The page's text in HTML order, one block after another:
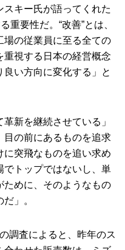
キー氏が語ってくれた
重要性だ。“改善”とは、
場の従業員に至る全ての
重視する日本の経営概念
い方向に変化する」と
新を継続させている」
目の前にあるものを追求
に突飛なものを追い求め
でトップではないし、単
ために、そのようなもの
」。
調査によると、昨年のス